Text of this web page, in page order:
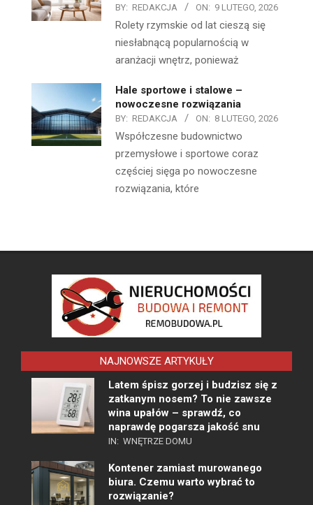
BY: REDAKCJA ON: 9 LUTEGO, 2026
Rolety rzymskie od lat cieszą się
niesłabnącą popularnością w
aranżacji wnętrz, ponieważ
Hale sportowe i stalowe –
nowoczesne rozwiązania
BY: REDAKCJA ON: 8 LUTEGO, 2026
Współczesne budownictwo
przemysłowe i sportowe coraz
częściej sięga po nowoczesne
rozwiązania, które
NAJNOWSZE ARTYKUŁY
Latem śpisz gorzej i budzisz się z
zatkanym nosem? To nie zawsze
wina upałów – sprawdź, co
naprawdę pogarsza jakość snu
IN: WNĘTRZE DOMU
Kontener zamiast murowanego
biura. Czemu warto wybrać to
rozwiązanie?